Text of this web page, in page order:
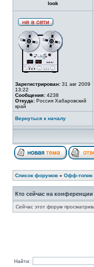
look
Зарегистрирован: 31 авг 2009
13:22
Сообщения: 4238
Откуда: Россия Хабаровский
край
Вернуться к началу
Список форумов » Офф-топик
Кто сейчас на конференции
Сейчас этот форум
Найти: